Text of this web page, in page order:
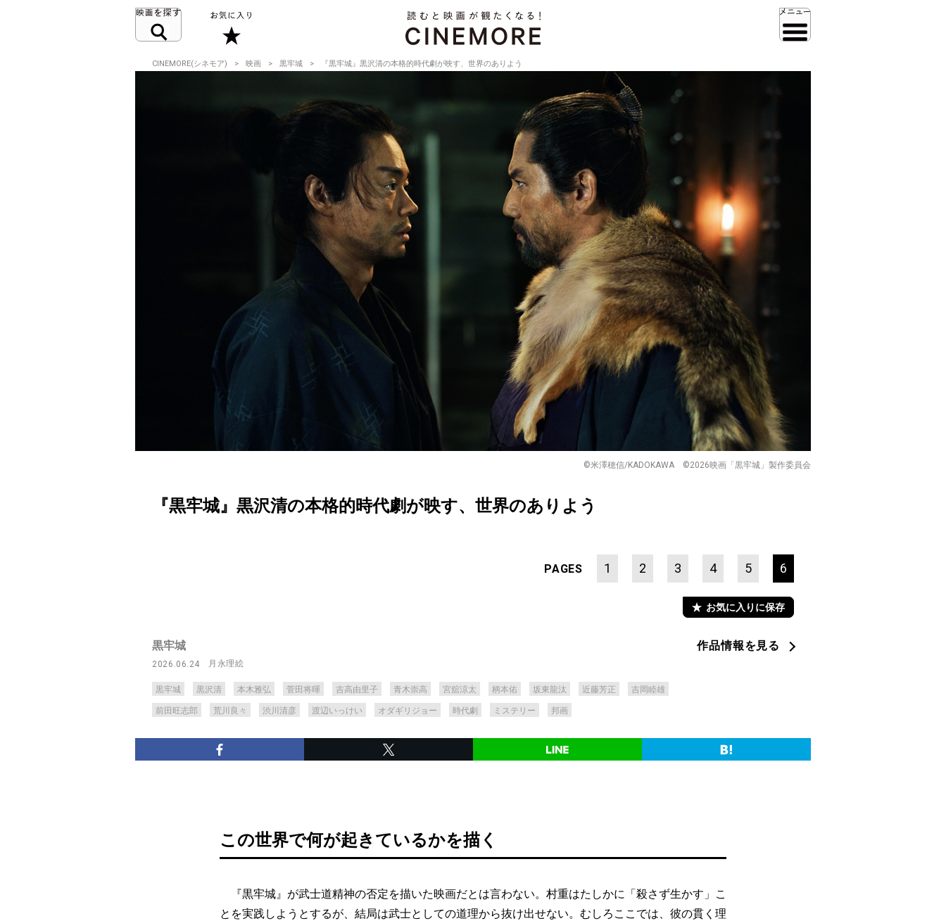
CINEMORE(シネモア) 映画 黒牢城 『黒牢城』黒沢清の本格的時代劇が映す、世界のありよう
©米澤穂信/KADOKAWA ©2026映画「黒牢城」製作委員会
『黒牢城』黒沢清の本格的時代劇が映す、世界のありよう
PAGES 1 2 3 4 5 6
お気に入りに保存
黒牢城
2026.06.24 月永理絵
黒牢城 黒沢清 本木雅弘 菅田将暉 吉高由里子 青木崇高 宮舘涼太 柄本佑 坂東龍汰 近藤芳正 吉岡睦雄
前田旺志郎 荒川良々 渋川清彦 渡辺いっけい オダギリジョー 時代劇 ミステリー 邦画
作品情報を見る
この世界で何が起きているかを描く
『黒牢城』が武士道精神の否定を描いた映画だとは言わない。村重はたしかに「殺さず生かす」こ
とを実践しようとするが、結局は武士としての道理から抜け出せない。むしろここでは、彼の貫く理